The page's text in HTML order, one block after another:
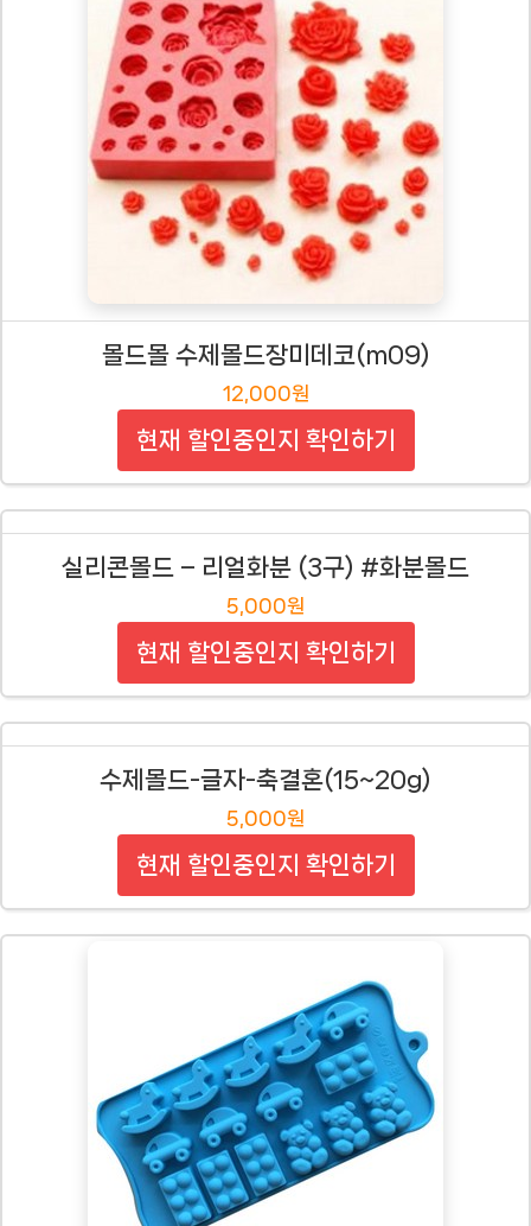
몰드몰 수제몰드장미데코(m09)
12,000원
현재 할인중인지 확인하기
실리콘몰드 – 리얼화분 (3구) #화분몰드
5,000원
현재 할인중인지 확인하기
수제몰드-글자-축결혼(15~20g)
5,000원
현재 할인중인지 확인하기